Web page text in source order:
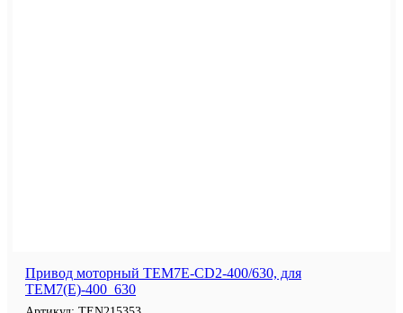
Привод моторный TEM7E-CD2-400/630, для
TEM7(E)-400_630